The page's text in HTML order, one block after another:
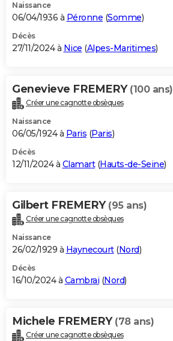
Naissance
06/04/1936 à Péronne (Somme)
Décès
27/11/2024 à Nice (Alpes-Maritimes)
Genevieve FREMERY (100 ans)
Créer une cagnotte obsèques
Naissance
06/05/1924 à Paris (Paris)
Décès
12/11/2024 à Clamart(Hauts-de-Seine)
Gilbert FREMERY (95 ans)
Créer une cagnotte obsèques
Naissance
26/02/1929 à Haynecourt(Nord)
Décès
16/10/2024 à Cambrai (Nord)
Michele FREMERY (78 ans)
Créer une cagnotte obsèques